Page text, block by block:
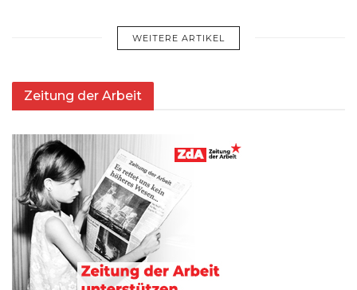
WEITERE ARTIKEL
Zeitung der Arbeit